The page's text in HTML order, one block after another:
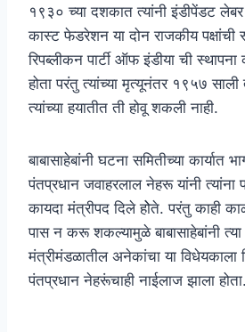
१९३० च्या दशकात त्यांनी इंडीपेंडट
कास्ट फेडरेशन या दोन राजकीय पक्षांची
रिपब्लीकन पार्टी ऑफ इंडीया ची स्थापना
होता परंतु त्यांच्या मृत्यूनंतर १९५७ साली
त्यांच्या हयातीत ती होवू शकली नाही.
बाबासाहेबांनी घटना समितीच्या कार्यात
पंतप्रधान जवाहरलाल नेहरू यांनी त्यांना
कायदा मंत्रीपद दिले होेते. परंतु काही
पास न करू शकल्यामुळे बाबासाहेबांनी त्या
मंत्रीमंडळातील अनेकांचा या विधेयकाला
पंतप्रधान नेहरूंचाही नाईलाज झाला होता.